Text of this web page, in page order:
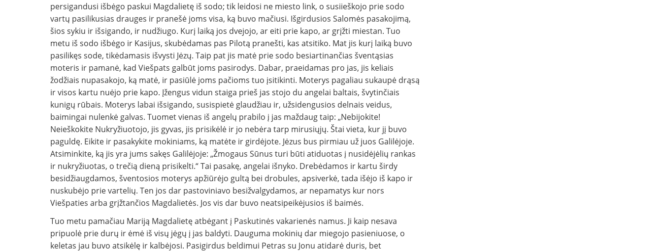
persigandusi išbėgo paskui Magdalietę iš sodo; tik leidosi ne miesto link, o susiieškojo prie sodo
vartų pasilikusias drauges ir pranešė joms visa, ką buvo mačiusi. Išgirdusios Salomės pasakojimą,
šios sykiu ir išsigando, ir nudžiugo. Kurį laiką jos dvejojo, ar eiti prie kapo, ar grįžti miestan. Tuo
metu iš sodo išbėgo ir Kasijus, skubėdamas pas Pilotą pranešti, kas atsitiko. Mat jis kurį laiką buvo
pasilikęs sode, tikėdamasis išvysti Jėzų. Taip pat jis matė prie sodo besiartinančias šventąsias
moteris ir pamanė, kad Viešpats galbūt joms pasirodys. Dabar, praeidamas pro jas, jis keliais
žodžiais nupasakojo, ką matė, ir pasiūlė joms pačioms tuo įsitikinti. Moterys pagaliau sukaupė drąsą
ir visos kartu nuėjo prie kapo. Įžengus vidun staiga prieš jas stojo du angelai baltais, švytinčiais
kunigų rūbais. Moterys labai išsigando, susispietė glaudžiau ir, užsidengusios delnais veidus,
baimingai nulenkė galvas. Tuomet vienas iš angelų prabilo į jas maždaug taip: „Nebijokite!
Neieškokite Nukryžiuotojo, jis gyvas, jis prisikėlė ir jo nebėra tarp mirusiųjų. Štai vieta, kur jį buvo
paguldę. Eikite ir pasakykite mokiniams, ką matėte ir girdėjote. Jėzus bus pirmiau už juos Galilėjoje.
Atsiminkite, ką jis yra jums sakęs Galilėjoje: „Žmogaus Sūnus turi būti atiduotas į nusidėjėlių rankas
ir nukryžiuotas, o trečią dieną prisikelti.“ Tai pasakę, angelai išnyko. Drebėdamos ir kartu širdy
besidžiaugdamos, šventosios moterys apžiūrėjo gultą bei drobules, apsiverkė, tada išėjo iš kapo ir
nuskubėjo prie vartelių. Ten jos dar pastoviniavo besižvalgydamos, ar nepamatys kur nors
Viešpaties arba grįžtančios Magdalietės. Jos vis dar buvo neatsipeikėjusios iš baimės.
Tuo metu pamačiau Mariją Magdalietę atbėgant į Paskutinės vakarienės namus. Ji kaip nesava
pripuolė prie durų ir ėmė iš visų jėgų į jas baldyti. Dauguma mokinių dar miegojo pasieniuose, o
keletas jau buvo atsikėlę ir kalbėjosi. Pasigirdus beldimui Petras su Jonu atidarė duris, bet